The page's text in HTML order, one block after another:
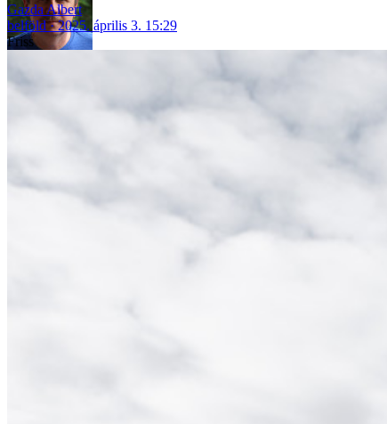
Gazda Albert
belföld
2025. április 3. 15:29
Friss